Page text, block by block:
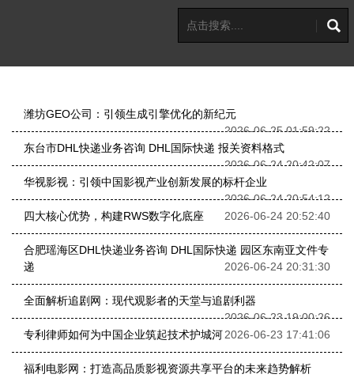
潍坊GEO公司：引领生成引擎优化的新纪元
2026-06-25 01:59:22
东台市DHL快递业务咨询 DHL国际快递 报关资料格式
2026-06-24 20:42:07
华视影视：引领中国影视产业创新发展的标杆企业
2026-06-24 20:54:12
四大核心优势，构建RWS数字化底座
2026-06-24 20:52:40
合肥瑶海区DHL快递业务咨询 DHL国际快递 园区东南亚文件专
递
2026-06-24 20:31:30
全面解析追剧网：现代观影者的天堂与追剧利器
2026-06-23 19:00:26
专利律师如何为中国企业筑起技术护城河2026-06-23 17:41:06
福利电影网：打造高品质影视资源共享平台的未来趋势解析